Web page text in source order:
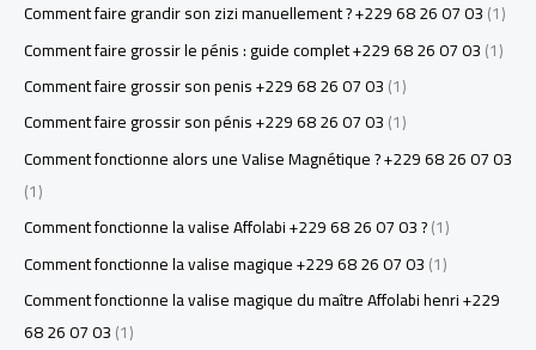
Comment faire grandir son zizi manuellement ? +229 68 26 07 03(1)
Comment faire grossir le pénis : guide complet +229 68 26 07 03(1)
Comment faire grossir son penis +229 68 26 07 03(1)
Comment faire grossir son pénis +229 68 26 07 03(1)
Comment fonctionne alors une Valise Magnétique ? +229 68 26 07 03
(1)
Comment fonctionne la valise Affolabi +229 68 26 07 03 ?(1)
Comment fonctionne la valise magique +229 68 26 07 03(1)
Comment fonctionne la valise magique du maître Affolabi henri +229
68 26 07 03(1)